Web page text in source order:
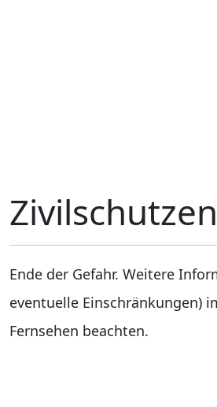
Ende der Gefahr. Weitere
eventuelle Einschränkungen)
Fernsehen beachten.